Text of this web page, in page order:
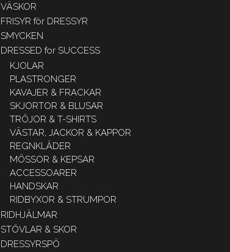
VÄSKOR
FRISYR för DRESSYR
SMYCKEN
DRESSED for SUCCESS
KJOLAR
PLASTRONGER
KAVAJER & FRACKAR
SKJORTOR & BLUSAR
TRÖJOR & T-SHIRTS
VÄSTAR, JACKOR & KAPPOR
REGNKLÄDER
MÖSSOR & KEPSAR
ACCESSOARER
HANDSKAR
RIDBYXOR & STRUMPOR
RIDHJÄLMAR
STÖVLAR & SKOR
DRESSYRSPÖ